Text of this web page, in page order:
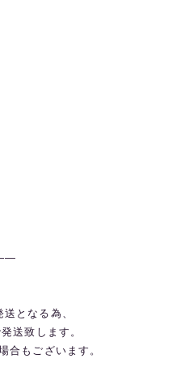
となる為、
送致します。
合もございます。